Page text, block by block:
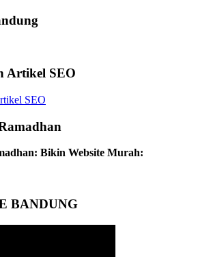
Artikel SEO
Bikin Website Murah:
BANDUNG